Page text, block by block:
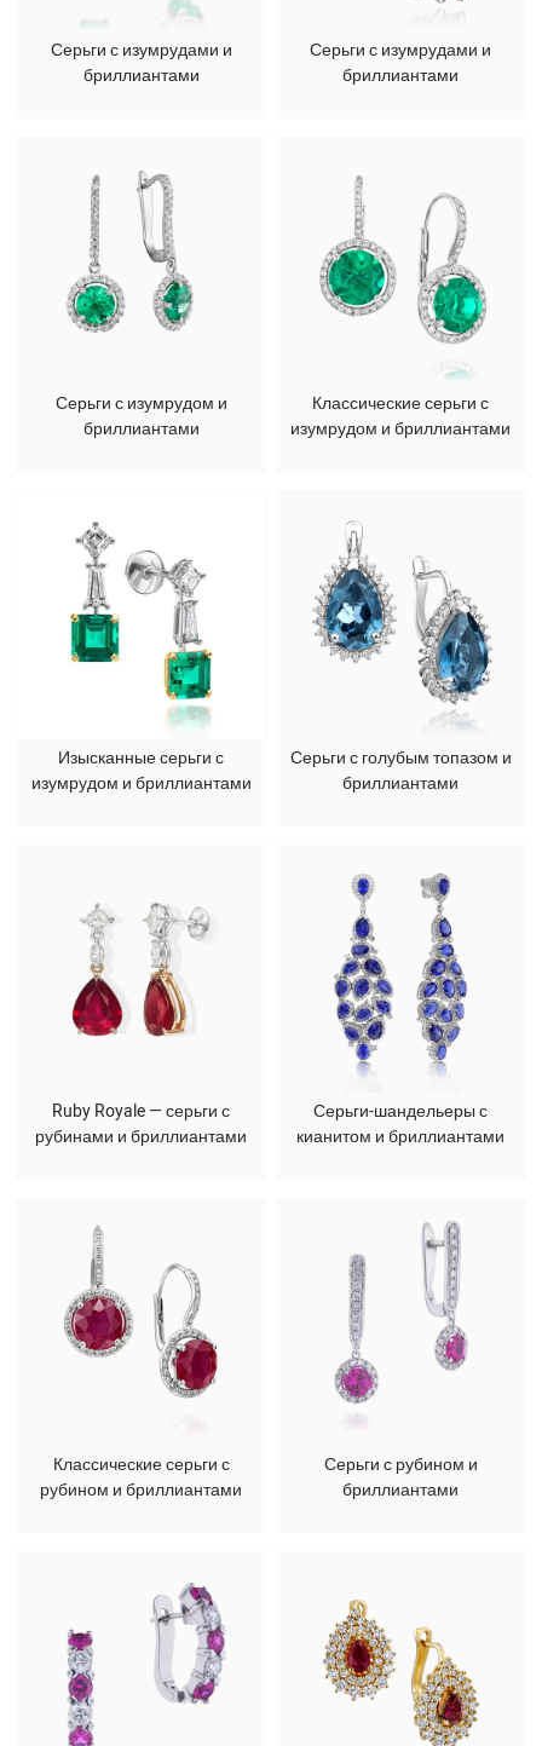
Серьги с изумрудами и
бриллиантами
Серьги с изумрудами и
бриллиантами
Серьги с изумрудом и
бриллиантами
Классические серьги с
изумрудом и бриллиантами
Изысканные серьги с
изумрудом и бриллиантами
Серьги с голубым топазом и
бриллиантами
Ruby Royale — серьги с
рубинами и бриллиантами
Серьги-шандельеры с
кианитом и бриллиантами
Классические серьги с
рубином и бриллиантами
Серьги с рубином и
бриллиантами